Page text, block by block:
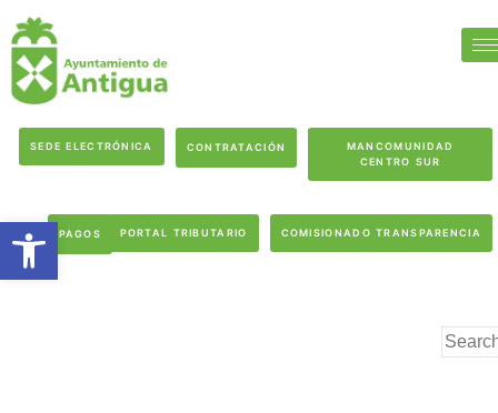
SEDE ELECTRÓNICA CONTRATACIÓN
MANCOMUNIDAD
CENTRO SUR
PAGOS PORTAL TRIBUTARIO COMISIONADO TRANSPARENCIA
Abrir barra de herramientas